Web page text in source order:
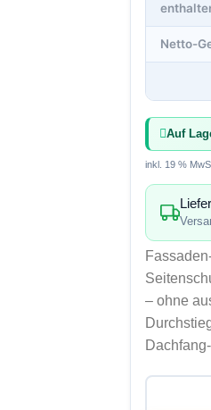
Netto-
Auf
inkl. 19 %
– ohne